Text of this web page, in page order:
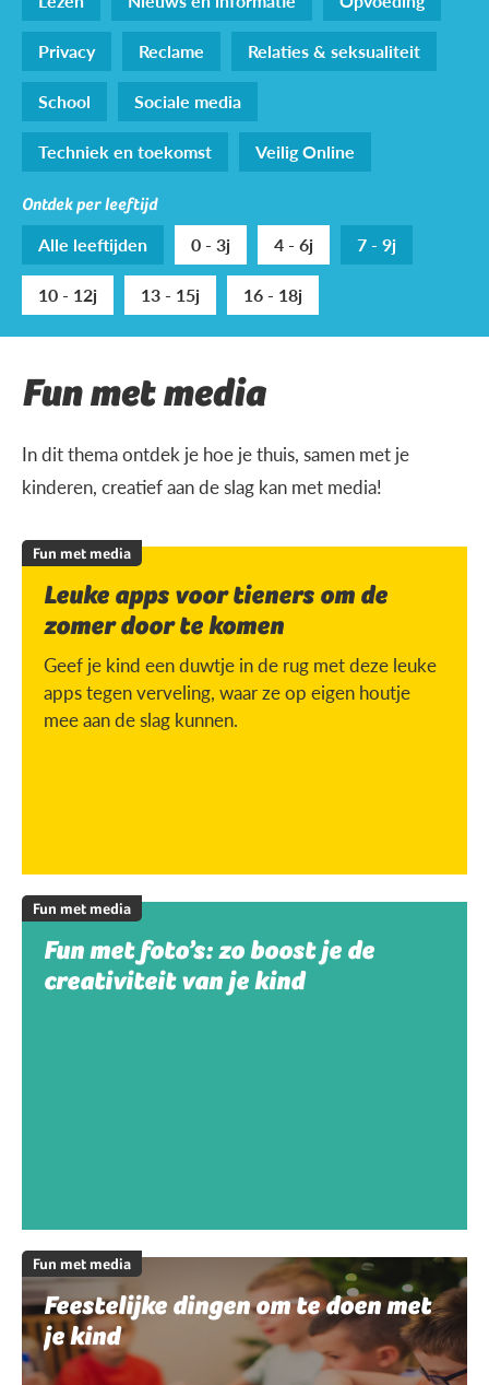
Privacy
Reclame
Relaties & seksualiteit
School
Sociale media
Techniek en toekomst
Veilig Online
Ontdek per leeftijd
Alle leeftijden 0 - 3j 4 - 6j
7 - 9j
10 - 12j
13 - 15j 16 - 18j
Fun met media
In dit thema ontdek je hoe je thuis, samen met je
kinderen, creatief aan de slag kan met media!
Fun met media
Leuke apps voor tieners om de
zomer door te komen
Geef je kind een duwtje in de rug met deze leuke
apps tegen verveling, waar ze op eigen houtje
mee aan de slag kunnen.
Fun met media
Fun met foto’s: zo boost je de
creativiteit van je kind
Fun met media
Feestelijke dingen om te doen met
je kind